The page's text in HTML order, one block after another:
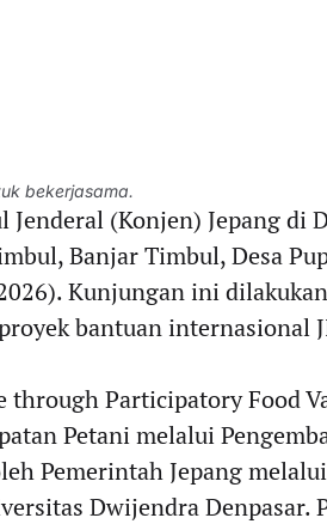
bekerjasama.
Jenderal (Konjen) Jepang di
Banjar Timbul, Desa
Kunjungan ini
bantuan internasional
Participatory Food
Petani melalui
Pemerintah Jepang
Dwijendra Denpasar.